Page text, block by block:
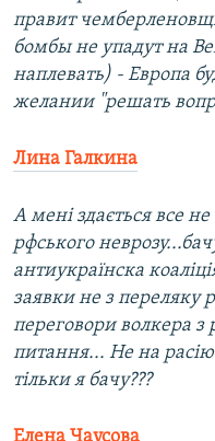
правит
бомбы не упадут на
наплевать) - Европа
желании "решать
Лина Галкина
А мені здається все
рфського
антиукраїнска
заявки не з переляку
переговори волкера
питання... Не на
тільки я бачу???